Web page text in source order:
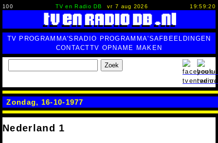
100 TV en Radio DB vr 7 aug 2026 19:59:21
TV PROGRAMMA'S RADIO PROGRAMMA'SAFBEELDINGEN
CONTACTTV OPNAME MAKEN
Zoek
Zondag, 16-10-1977
Nederland 1